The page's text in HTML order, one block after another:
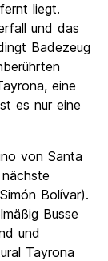
liegt.
und das
Badezeug
eine
es nur eine
von Santa
Bolívar).
Busse
und
Tayrona